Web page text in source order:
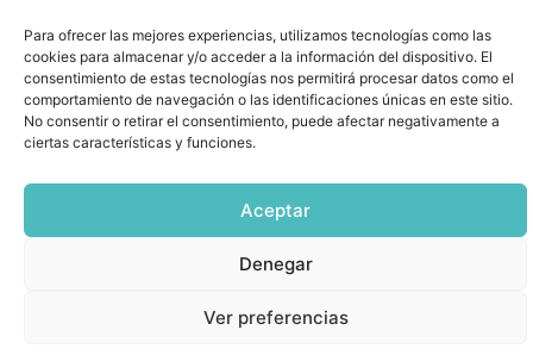
Para ofrecer las mejores experiencias, utilizamos tecnologías como las
cookies para almacenar y/o acceder a la información del dispositivo. El
consentimiento de estas tecnologías nos permitirá procesar datos como el
comportamiento de navegación o las identificaciones únicas en este sitio.
No consentir o retirar el consentimiento, puede afectar negativamente a
ciertas características y funciones.
Aceptar
Denegar
Ver preferencias
info@fenin.es
C/ Villanueva, 20 - 1-
28001
915 759 800
Travesera de Gracia, 56 -
1º, 3ª 08006
932 014 655
Todos los derechos
de
privacidad
legalde
y